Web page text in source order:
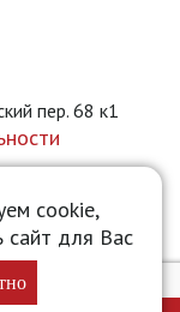
cookie,
сайт для Вас
пер. 68 к1